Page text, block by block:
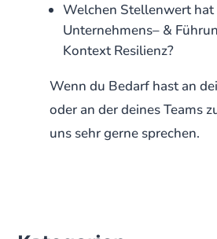
Welchen Stellenwert hat
Unternehmens– &
Kontext Resilienz?
Wenn du Bedarf hast an
oder an der deines Teams
uns sehr gerne sprechen.